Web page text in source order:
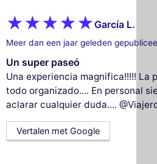
García L.
Meer dan een jaar geleden
Un super paseó
Una experiencia magnifica!!!!! La
todo organizado.... En personal
aclarar cualquier duda....
Vertalen met Google